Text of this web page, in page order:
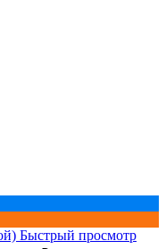
Быстрый просмотр